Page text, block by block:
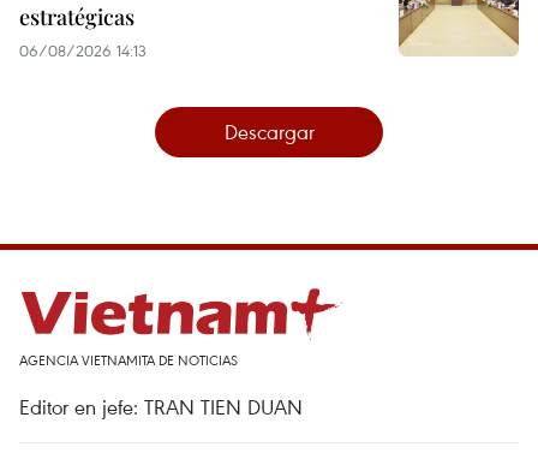
estratégicas
06/08/2026 14:13
Descargar
AGENCIA VIETNAMITA DE NOTICIAS
Editor en jefe: TRAN TIEN DUAN